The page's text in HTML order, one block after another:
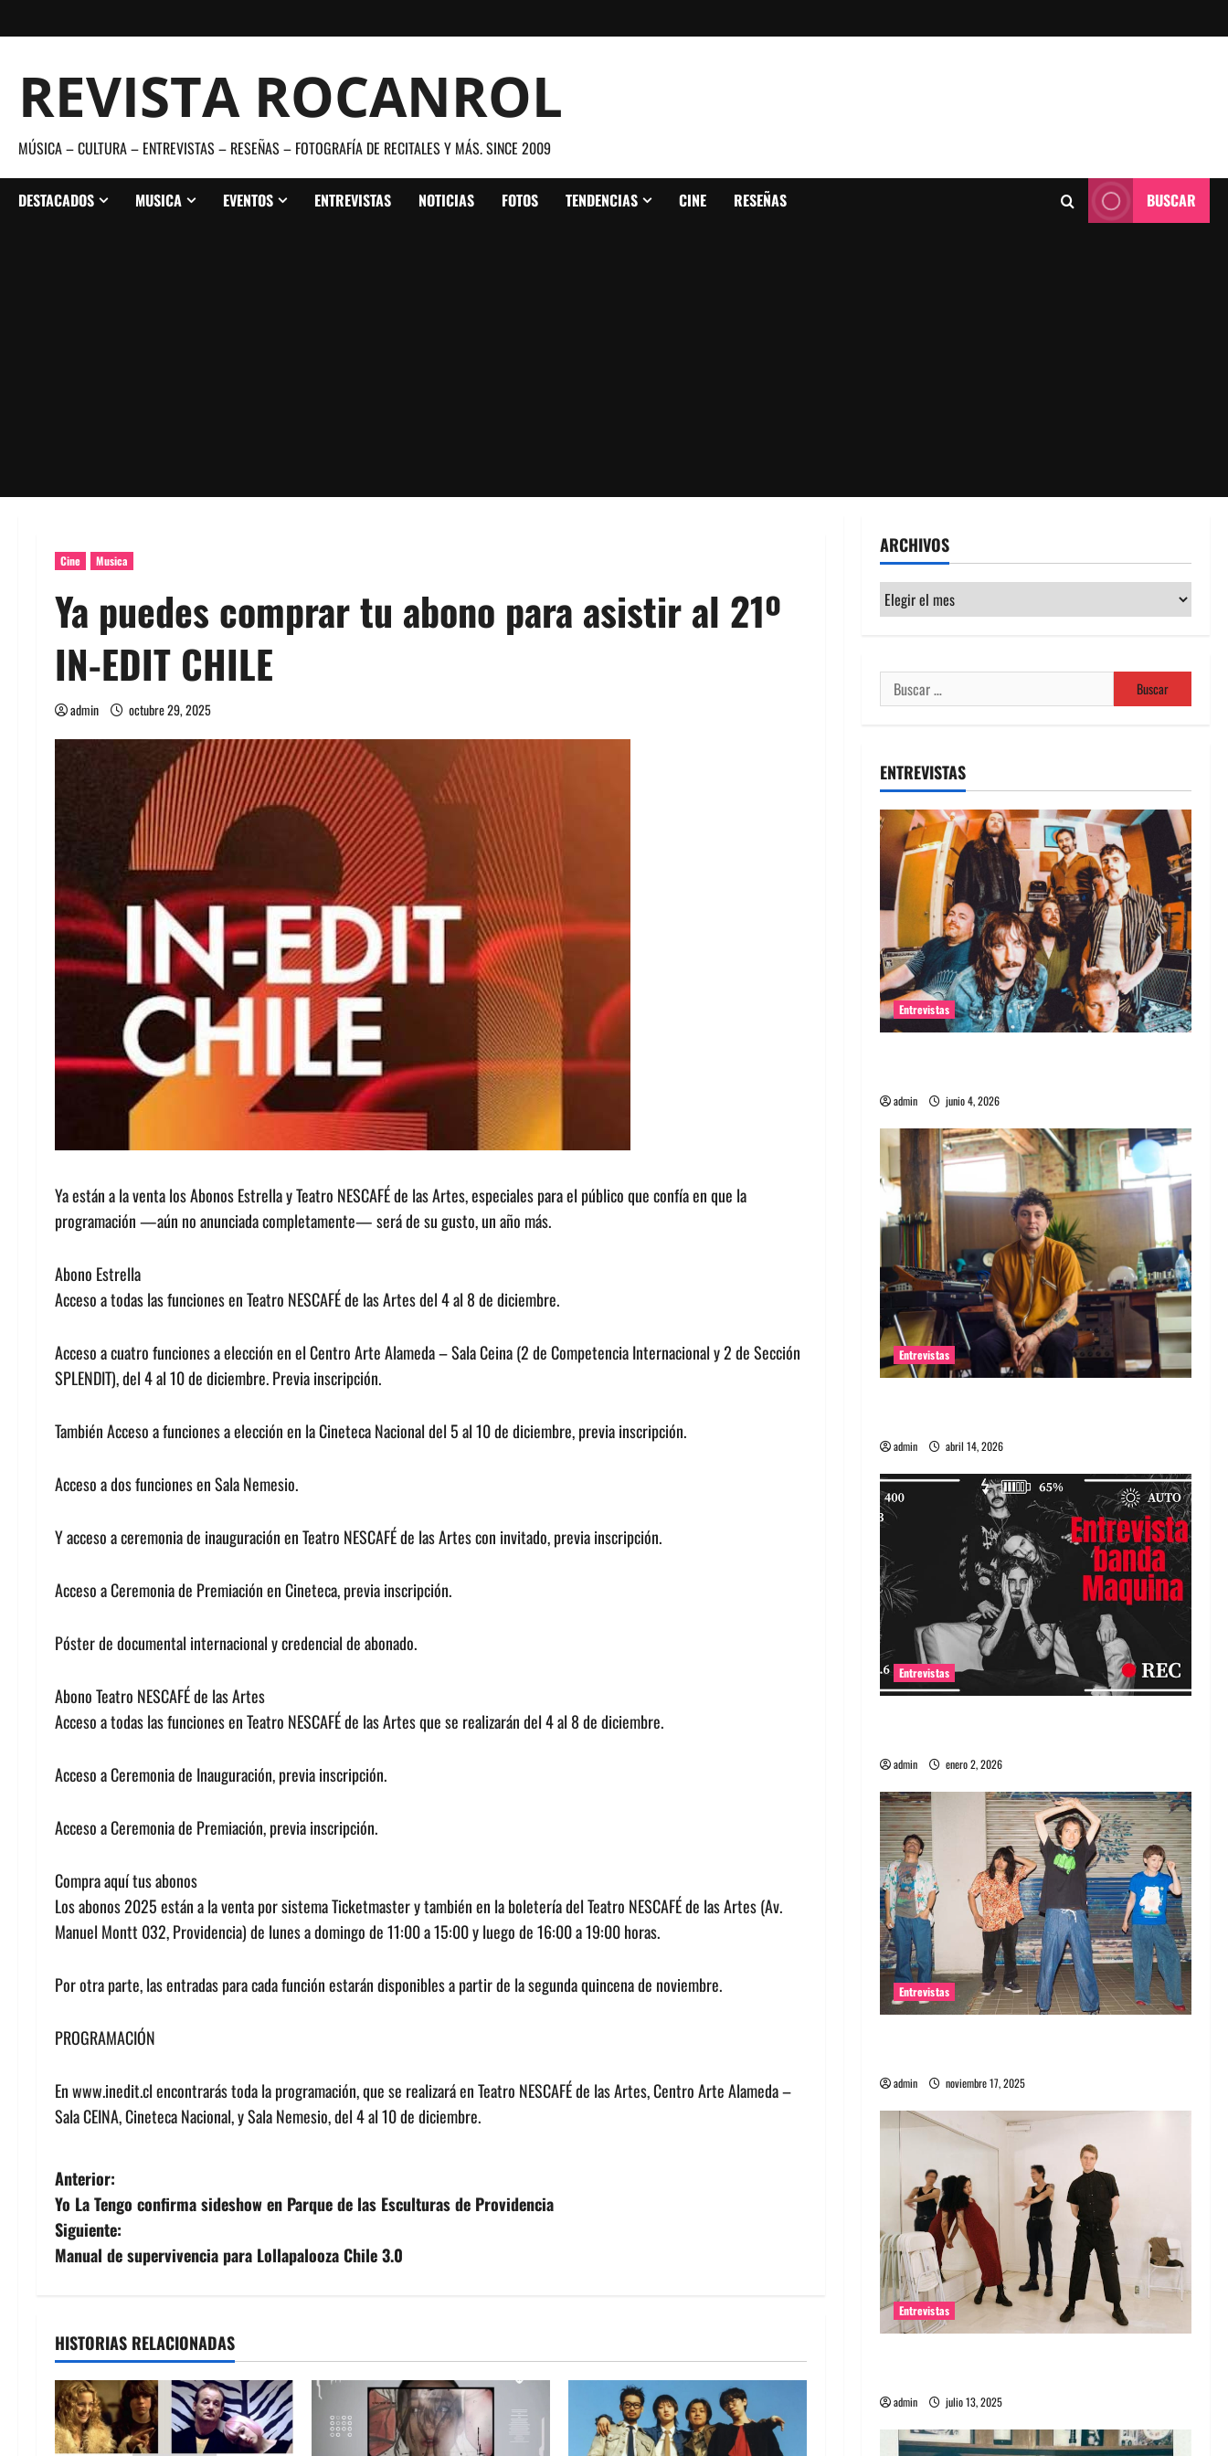
al
REVISTA ROCANROL
MÚSICA – CULTURA – ENTREVISTAS – RESEÑAS – FOTOGRAFÍA DE RECITALES Y MÁS. SINCE 2009
DESTACADOS MUSICA EVENTOS ENTREVISTAS NOTICIAS FOTOS TENDENCIAS CINE RESEÑAS BUSCAR
Cine Musica
Ya puedes comprar tu abono para asistir al 21º
IN-EDIT CHILE
admin octubre 29, 2025
Ya están a la venta los Abonos Estrella y Teatro NESCAFÉ de las Artes, especiales para el público que confía en que la
programación —aún no anunciada completamente— será de su gusto, un año más.
Abono Estrella
Acceso a todas las funciones en Teatro NESCAFÉ de las Artes del 4 al 8 de diciembre.
Acceso a cuatro funciones a elección en el Centro Arte Alameda – Sala Ceina (2 de Competencia Internacional y 2 de Sección
SPLENDIT), del 4 al 10 de diciembre. Previa inscripción.
También Acceso a funciones a elección en la Cineteca Nacional del 5 al 10 de diciembre, previa inscripción.
Acceso a dos funciones en Sala Nemesio.
Y acceso a ceremonia de inauguración en Teatro NESCAFÉ de las Artes con invitado, previa inscripción.
Acceso a Ceremonia de Premiación en Cineteca, previa inscripción.
Póster de documental internacional y credencial de abonado.
Abono Teatro NESCAFÉ de las Artes
Acceso a todas las funciones en Teatro NESCAFÉ de las Artes que se realizarán del 4 al 8 de diciembre.
Acceso a Ceremonia de Inauguración, previa inscripción.
Acceso a Ceremonia de Premiación, previa inscripción.
Compra aquí tus abonos
Los abonos 2025 están a la venta por sistema Ticketmaster y también en la boletería del Teatro NESCAFÉ de las Artes (Av.
Manuel Montt 032, Providencia) de lunes a domingo de 11:00 a 15:00 y luego de 16:00 a 19:00 horas.
Por otra parte, las entradas para cada función estarán disponibles a partir de la segunda quincena de noviembre.
PROGRAMACIÓN
En www.inedit.cl encontrarás toda la programación, que se realizará en Teatro NESCAFÉ de las Artes, Centro Arte Alameda –
Sala CEINA, Cineteca Nacional, y Sala Nemesio, del 4 al 10 de diciembre.
N
a
v
g
a
c
Anterior:
Yo La Tengo confirma sideshow en Parque de las Esculturas de Providencia
Siguiente:
Manual de supervivencia para Lollapalooza Chile 3.0
HISTORIAS RELACIONADAS
ARCHIVOS
Archivos
Buscar:
ENTREVISTAS
Entrevistas
admin junio 4, 2026
Entrevistas
admin abril 14, 2026
Entrevistas
admin enero 2, 2026
Entrevistas
admin noviembre 17, 2025
Entrevistas
admin julio 13, 2025